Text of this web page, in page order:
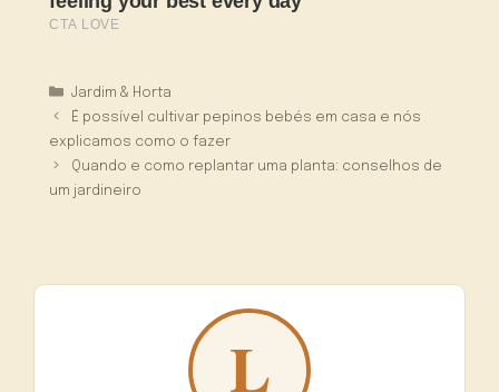
Categorias
Jardim & Horta
É possível cultivar pepinos bebés em casa e nós
explicamos como o fazer
Quando e como replantar uma planta: conselhos de
um jardineiro